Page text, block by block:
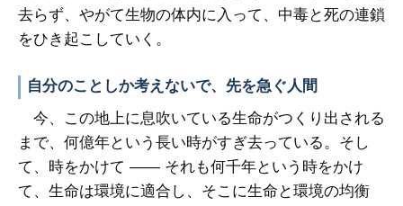
去らず、やがて生物の体内に入って、中毒と死の連鎖
をひき起こしていく。
自分のことしか考えないで、先を急ぐ人間
今、この地上に息吹いている生命がつくり出される
まで、何億年という長い時がすぎ去っている。そし
て、時をかけて ―― それも何千年という時をかけ
て、生命は環境に適合し、そこに生命と環境の均衡